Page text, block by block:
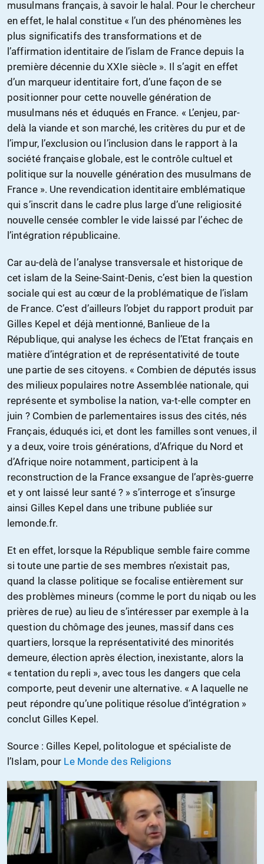
musulmans français, à savoir le halal. Pour le chercheur
en effet, le halal constitue « l’un des phénomènes les
plus significatifs des transformations et de
l’affirmation identitaire de l’islam de France depuis la
première décennie du XXIe siècle ». Il s’agit en effet
d’un marqueur identitaire fort, d’une façon de se
positionner pour cette nouvelle génération de
musulmans nés et éduqués en France. « L’enjeu, par-
delà la viande et son marché, les critères du pur et de
l’impur, l’exclusion ou l’inclusion dans le rapport à la
société française globale, est le contrôle cultuel et
politique sur la nouvelle génération des musulmans de
France ». Une revendication identitaire emblématique
qui s’inscrit dans le cadre plus large d’une religiosité
nouvelle censée combler le vide laissé par l’échec de
l’intégration républicaine.
Car au-delà de l’analyse transversale et historique de
cet islam de la Seine-Saint-Denis, c’est bien la question
sociale qui est au cœur de la problématique de l’islam
de France. C’est d’ailleurs l’objet du rapport produit par
Gilles Kepel et déjà mentionné, Banlieue de la
République, qui analyse les échecs de l’Etat français en
matière d’intégration et de représentativité de toute
une partie de ses citoyens. « Combien de députés issus
des milieux populaires notre Assemblée nationale, qui
représente et symbolise la nation, va-t-elle compter en
juin ? Combien de parlementaires issus des cités, nés
Français, éduqués ici, et dont les familles sont venues, il
y a deux, voire trois générations, d’Afrique du Nord et
d’Afrique noire notamment, participent à la
reconstruction de la France exsangue de l’après-guerre
et y ont laissé leur santé ? » s’interroge et s’insurge
ainsi Gilles Kepel dans une tribune publiée sur
lemonde.fr.
Et en effet, lorsque la République semble faire comme
si toute une partie de ses membres n’existait pas,
quand la classe politique se focalise entièrement sur
des problèmes mineurs (comme le port du niqab ou les
prières de rue) au lieu de s’intéresser par exemple à la
question du chômage des jeunes, massif dans ces
quartiers, lorsque la représentativité des minorités
demeure, élection après élection, inexistante, alors la
« tentation du repli », avec tous les dangers que cela
comporte, peut devenir une alternative. « A laquelle ne
peut répondre qu’une politique résolue d’intégration »
conclut Gilles Kepel.
Source : Gilles Kepel, politologue et spécialiste de
l’Islam, pour Le Monde des Religions